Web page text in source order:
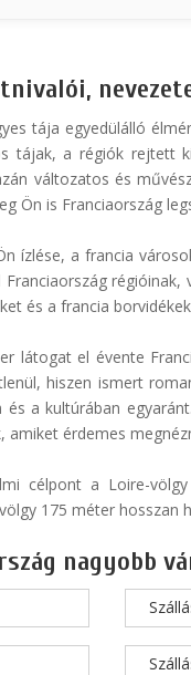
tája egyedülálló
tájak, a régiók rejtett
változatos és
Ön is Franciaország
ízlése, a francia
és a francia
látogat el évente
hiszen ismert
és a kultúrában
érdemes
célpont a Loire-
175 méter hosszan
nagyobb